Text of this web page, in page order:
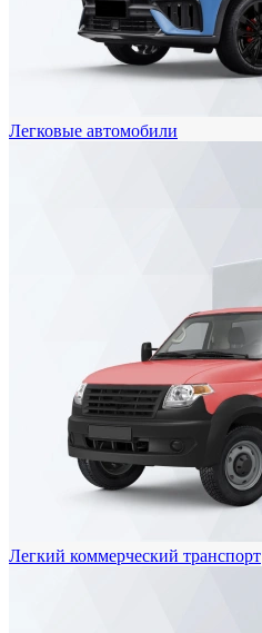
Легковые автомобили
Легкий коммерческий транспорт